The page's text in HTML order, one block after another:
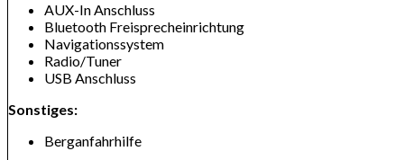
AUX-In Anschluss
Bluetooth Freisprecheinrichtung
Navigationssystem
Radio/Tuner
USB Anschluss
Sonstiges:
Berganfahrhilfe